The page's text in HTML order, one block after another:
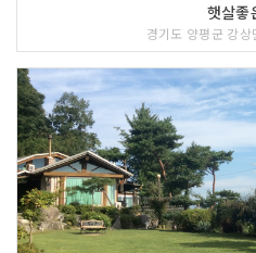
햇살좋
경기도 양평군 강